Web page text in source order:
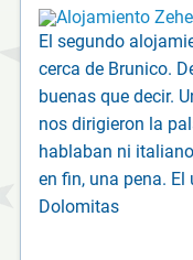
El segundo
cerca de Brunico.
buenas que decir.
nos dirigieron la
hablaban ni
en fin, una pena.
Dolomitas